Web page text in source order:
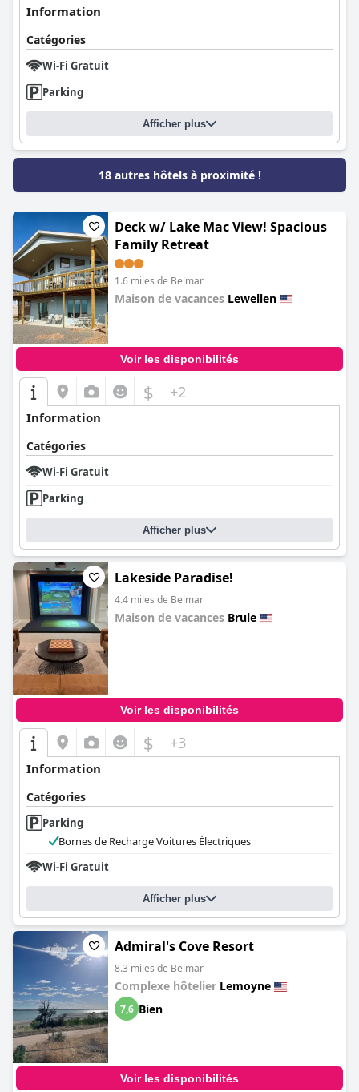
Information
Catégories
Wi-Fi Gratuit
Parking
Afficher plus
18 autres hôtels à proximité !
Deck w/ Lake Mac View! Spacious
Family Retreat
1.6 miles de Belmar
Maison de vacances Lewellen
Voir les disponibilités
$ +2
Information
Catégories
Wi-Fi Gratuit
Parking
Afficher plus
Lakeside Paradise!
4.4 miles de Belmar
Maison de vacances Brule
Voir les disponibilités
$ +3
Information
Catégories
Parking
Bornes de Recharge Voitures Électriques
Wi-Fi Gratuit
Afficher plus
Admiral's Cove Resort
8.3 miles de Belmar
Complexe hôtelier Lemoyne
7,6 Bien
Voir les disponibilités